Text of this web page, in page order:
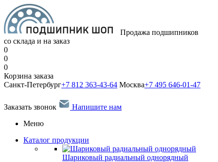
Продажа подшипников
со склада и на заказ
0
0
0
Корзина заказа
Санкт-Петербург+7 812 363-43-64 Москва+7 495 646-01-47
Заказать звонок
Напишите нам
Меню
Каталог продукции
Шариковый радиальный однорядный